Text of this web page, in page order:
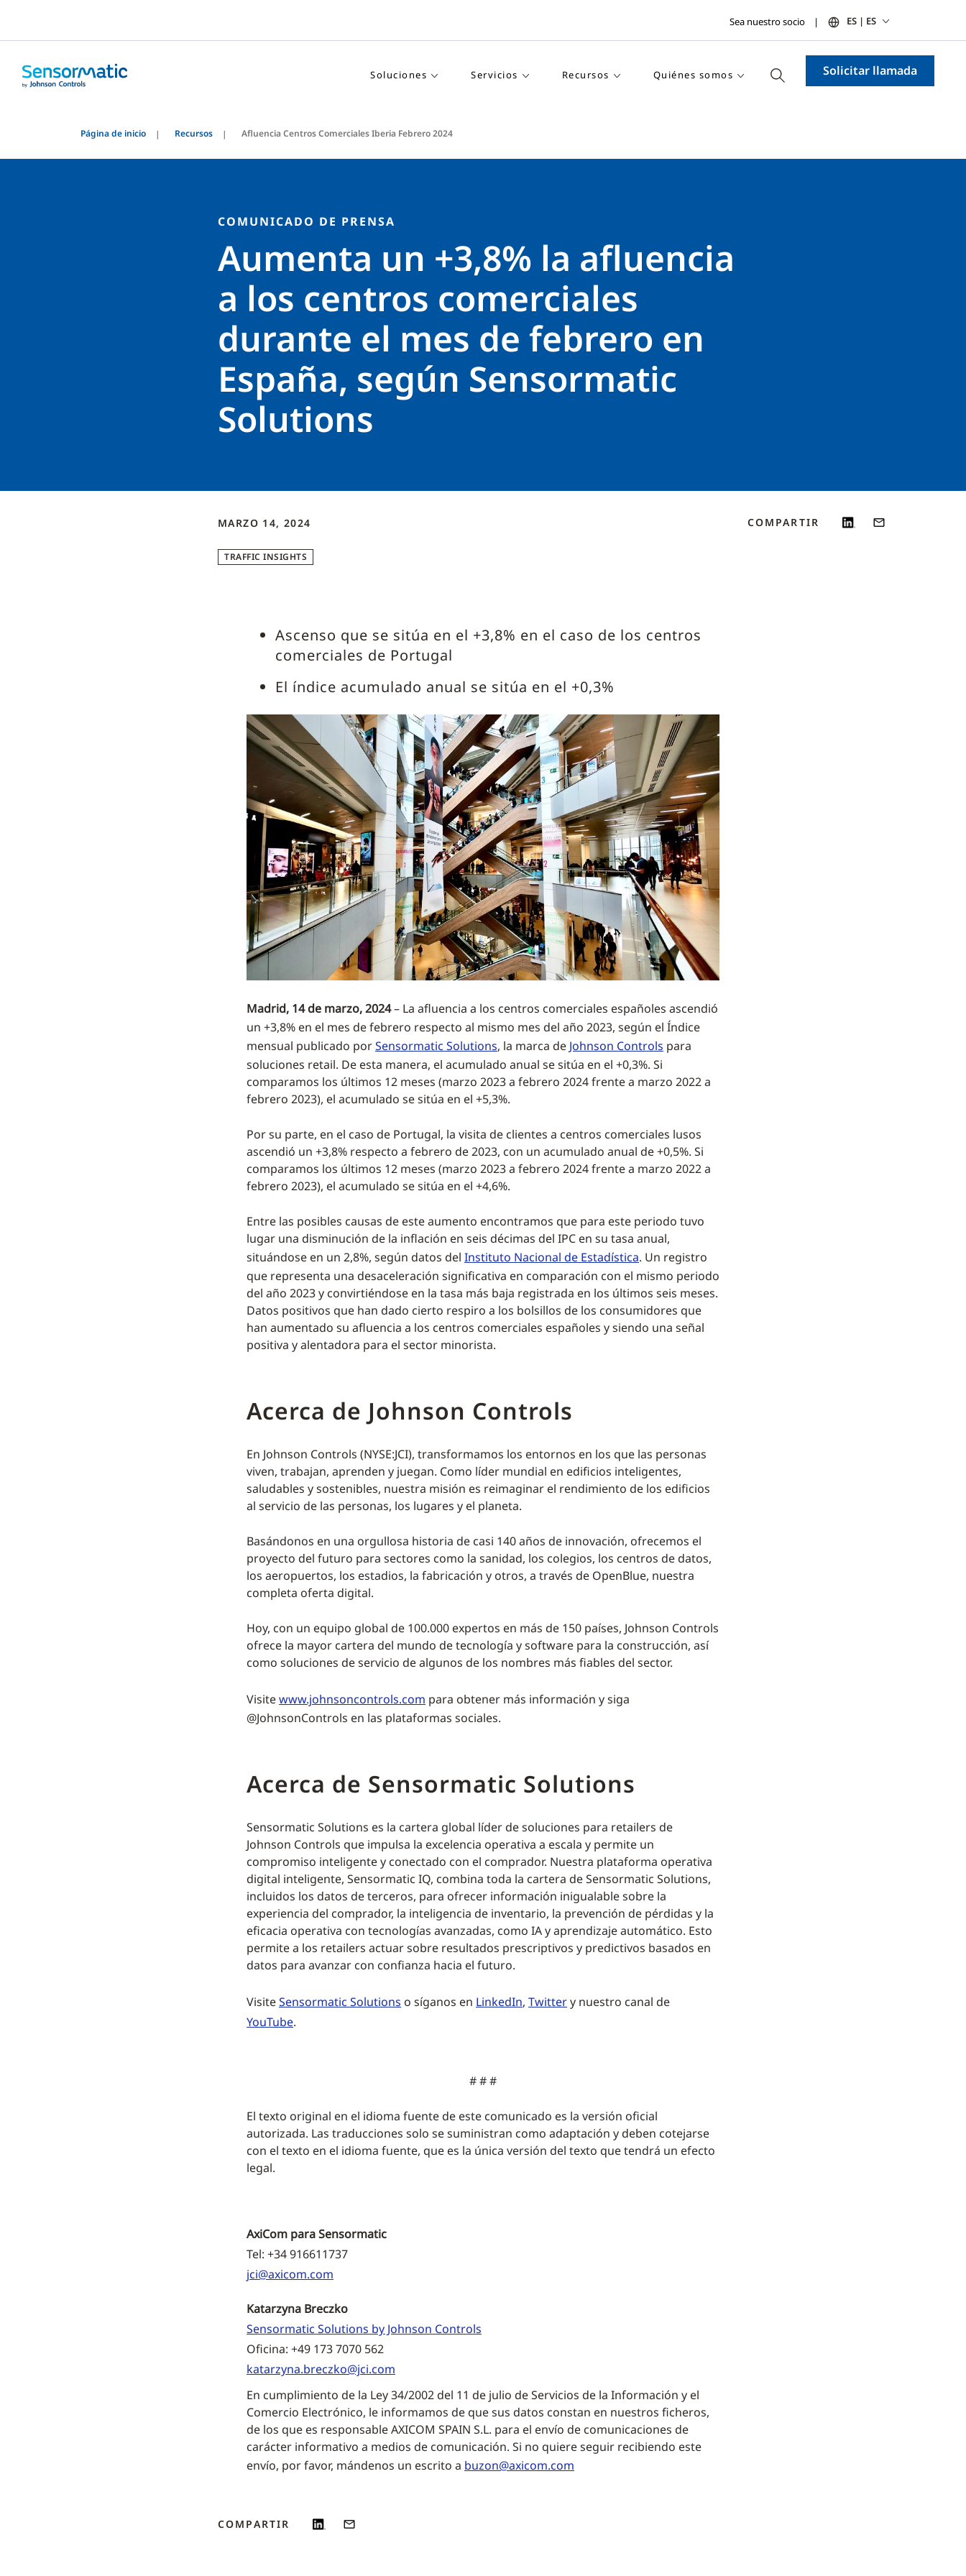
Sea nuestro socio ES | ES
Soluciones Servicios Recursos Quiénes somos Solicitar llamada
Página de inicio Recursos Afluencia Centros Comerciales Iberia Febrero 2024
COMUNICADO DE PRENSA
Aumenta un +3,8% la afluencia
a los centros comerciales
durante el mes de febrero en
España, según Sensormatic
Solutions
MARZO 14, 2024
TRAFFIC INSIGHTS
COMPARTIR
Ascenso que se sitúa en el +3,8% en el caso de los centros
comerciales de Portugal
El índice acumulado anual se sitúa en el +0,3%
Madrid, 14 de marzo, 2024– La afluencia a los centros comerciales españoles ascendió
un +3,8% en el mes de febrero respecto al mismo mes del año 2023, según el Índice
mensual publicado porSensormatic Solutions, la marca de Johnson Controls para
soluciones retail. De esta manera, el acumulado anual se sitúa en el +0,3%. Si
comparamos los últimos 12 meses (marzo 2023 a febrero 2024 frente a marzo 2022 a
febrero 2023), el acumulado se sitúa en el +5,3%.
Por su parte, en el caso de Portugal, la visita de clientes a centros comerciales lusos
ascendió un +3,8% respecto a febrero de 2023, con un acumulado anual de +0,5%. Si
comparamos los últimos 12 meses (marzo 2023 a febrero 2024 frente a marzo 2022 a
febrero 2023), el acumulado se sitúa en el +4,6%.
Entre las posibles causas de este aumento encontramos que para este periodo tuvo
lugar una disminución de la inflación en seis décimas del IPC en su tasa anual,
situándose en un 2,8%, según datos del Instituto Nacional de Estadística. Un registro
que representa una desaceleración significativa en comparación con el mismo periodo
del año 2023 y convirtiéndose en la tasa más baja registrada en los últimos seis meses.
Datos positivos que han dado cierto respiro a los bolsillos de los consumidores que
han aumentado su afluencia a los centros comerciales españoles y siendo una señal
positiva y alentadora para el sector minorista.
Acerca de Johnson Controls
En Johnson Controls (NYSE:JCI), transformamos los entornos en los que las personas
viven, trabajan, aprenden y juegan. Como líder mundial en edificios inteligentes,
saludables y sostenibles, nuestra misión es reimaginar el rendimiento de los edificios
al servicio de las personas, los lugares y el planeta.
Basándonos en una orgullosa historia de casi 140 años de innovación, ofrecemos el
proyecto del futuro para sectores como la sanidad, los colegios, los centros de datos,
los aeropuertos, los estadios, la fabricación y otros, a través de OpenBlue, nuestra
completa oferta digital.
Hoy, con un equipo global de 100.000 expertos en más de 150 países, Johnson Controls
ofrece la mayor cartera del mundo de tecnología y software para la construcción, así
como soluciones de servicio de algunos de los nombres más fiables del sector.
Visitewww.johnsoncontrols.com para obtener más información y siga
@JohnsonControls en las plataformas sociales.
Acerca de Sensormatic Solutions
Sensormatic Solutions es la cartera global líder de soluciones para retailers de
Johnson Controls que impulsa la excelencia operativa a escala y permite un
compromiso inteligente y conectado con el comprador. Nuestra plataforma operativa
digital inteligente, Sensormatic IQ, combina toda la cartera de Sensormatic Solutions,
incluidos los datos de terceros, para ofrecer información inigualable sobre la
experiencia del comprador, la inteligencia de inventario, la prevención de pérdidas y la
eficacia operativa con tecnologías avanzadas, como IA y aprendizaje automático. Esto
permite a los retailers actuar sobre resultados prescriptivos y predictivos basados en
datos para avanzar con confianza hacia el futuro.
VisiteSensormatic Solutions o síganos en LinkedIn, Twittery nuestro canal de
YouTube.
# # #
El texto original en el idioma fuente de este comunicado es la versión oficial
autorizada. Las traducciones solo se suministran como adaptación y deben cotejarse
con el texto en el idioma fuente, que es la única versión del texto que tendrá un efecto
legal.
AxiCom para Sensormatic
Tel: +34 916611737
jci@axicom.com
Katarzyna Breczko
Sensormatic Solutions by Johnson Controls
Oficina: +49 173 7070 562
katarzyna.breczko@jci.com
En cumplimiento de la Ley 34/2002 del 11 de julio de Servicios de la Información y el
Comercio Electrónico, le informamos de que sus datos constan en nuestros ficheros,
de los que es responsable AXICOM SPAIN S.L. para el envío de comunicaciones de
carácter informativo a medios de comunicación. Si no quiere seguir recibiendo este
envío, por favor, mándenos un escrito a buzon@axicom.com
COMPARTIR